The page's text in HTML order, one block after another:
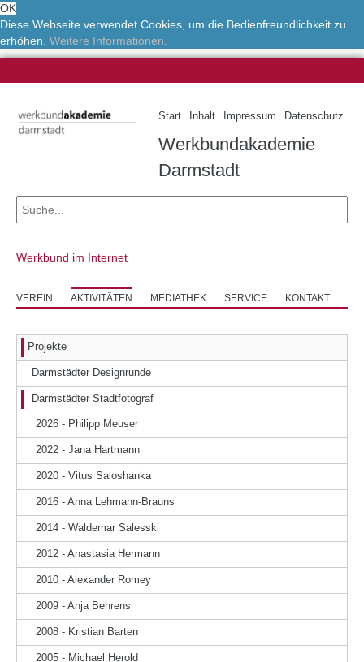
OK
Diese Webseite verwendet Cookies, um die Bedienfreundlichkeit zu
erhöhen. Weitere Informationen.
Start Inhalt Impressum Datenschutz
Werkbundakademie
Darmstadt
Werkbund im Internet
VEREIN AKTIVITÄTEN MEDIATHEK SERVICE KONTAKT
Projekte
Darmstädter Designrunde
Darmstädter Stadtfotograf
2026 - Philipp Meuser
2022 - Jana Hartmann
2020 - Vitus Saloshanka
2016 - Anna Lehmann-Brauns
2014 - Waldemar Salesski
2012 - Anastasia Hermann
2010 - Alexander Romey
2009 - Anja Behrens
2008 - Kristian Barten
2005 - Michael Herold